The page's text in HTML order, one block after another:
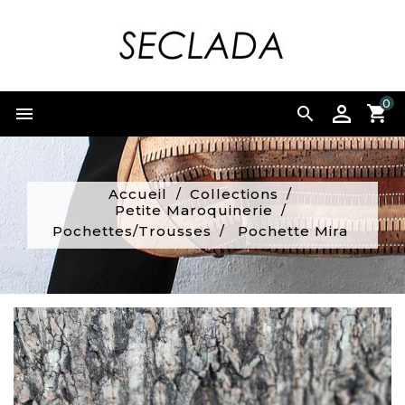

 0
Accueil
Collections
Petite Maroquinerie
Pochettes/Trousses
Pochette Mira